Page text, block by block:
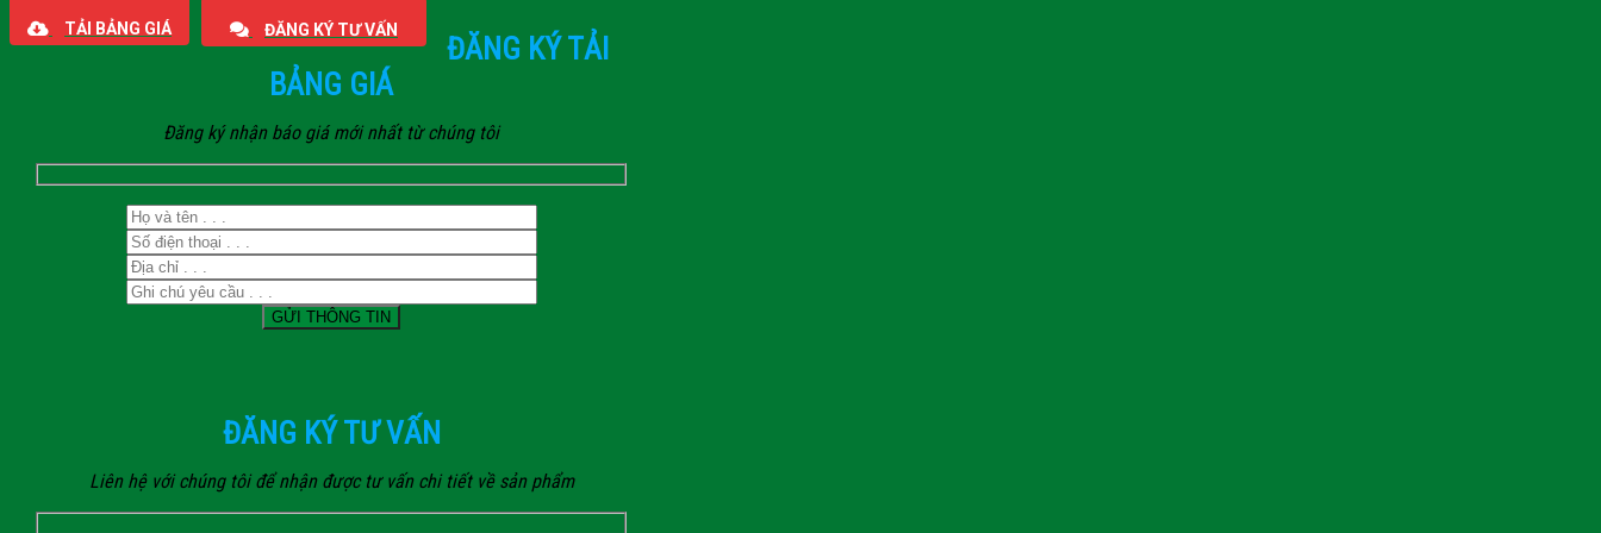
TẢI BẢNG GIÁ ĐĂNG KÝ TƯ VẤN
ĐĂNG KÝ TẢI
BẢNG GIÁ
Đăng ký nhận báo giá mới nhất từ chúng tôi
ĐĂNG KÝ TƯ VẤN
Liên hệ với chúng tôi để nhận được tư vấn chi tiết về sản phẩm